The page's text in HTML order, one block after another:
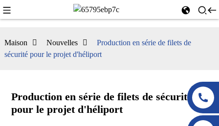
Maison Nouvelles
Production en série de filets de
sécurité pour le projet d'héliport
Production en série de filets de sécurité
pour le projet d'héliport